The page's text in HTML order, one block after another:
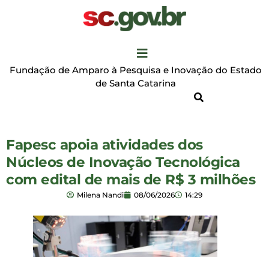
Fundação de Amparo à Pesquisa e Inovação do Estado
de Santa Catarina
Fapesc apoia atividades dos
Núcleos de Inovação Tecnológica
com edital de mais de R$ 3 milhões
Milena Nandi 08/06/2026 14:29